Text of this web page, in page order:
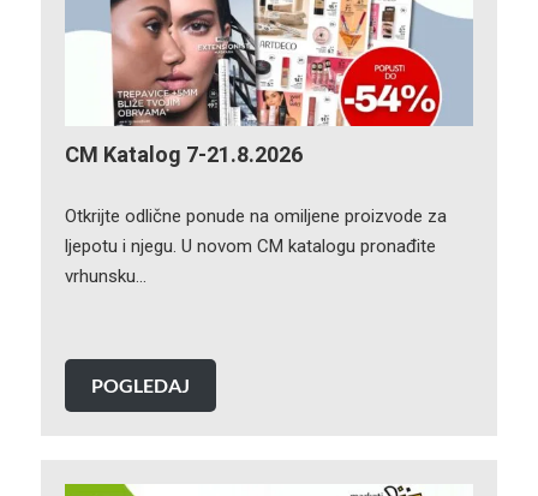
CM Katalog 7-21.8.2026
Otkrijte odlične ponude na omiljene proizvode za
ljepotu i njegu. U novom CM katalogu pronađite
vrhunsku…
POGLEDAJ